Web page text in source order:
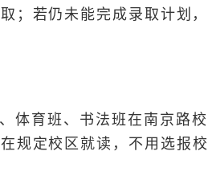
；若仍未能完成录取计划，
体育班、书法班在南京路校
规定校区就读，不用选报校